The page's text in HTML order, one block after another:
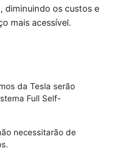
diminuindo os custos e
mais acessível.
da Tesla serão
Full Self-
necessitarão de